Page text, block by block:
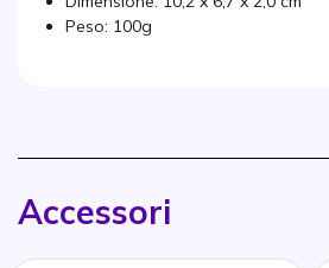
Peso: 100g
Accessori